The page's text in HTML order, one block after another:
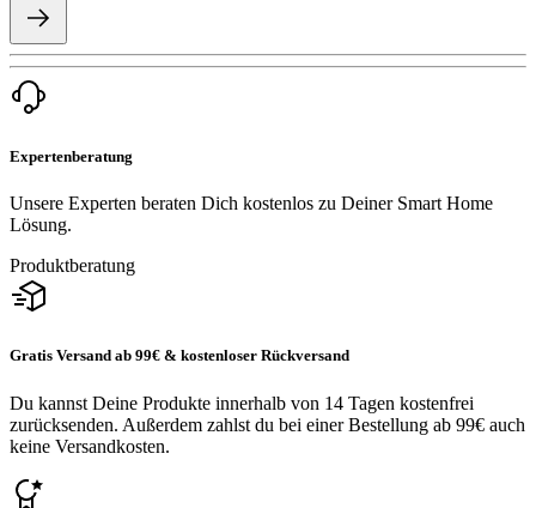
Expertenberatung
Unsere Experten beraten Dich kostenlos zu Deiner Smart Home
Lösung.
Produktberatung
Gratis Versand ab 99€ & kostenloser Rückversand
Du kannst Deine Produkte innerhalb von 14 Tagen kostenfrei
zurücksenden. Außerdem zahlst du bei einer Bestellung ab 99€ auch
keine Versandkosten.